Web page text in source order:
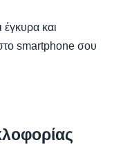
έγκυρα και
smartphone σου